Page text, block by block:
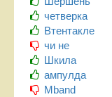
четверка
Втентакле
чи не
Шкила
ампулда
Mband